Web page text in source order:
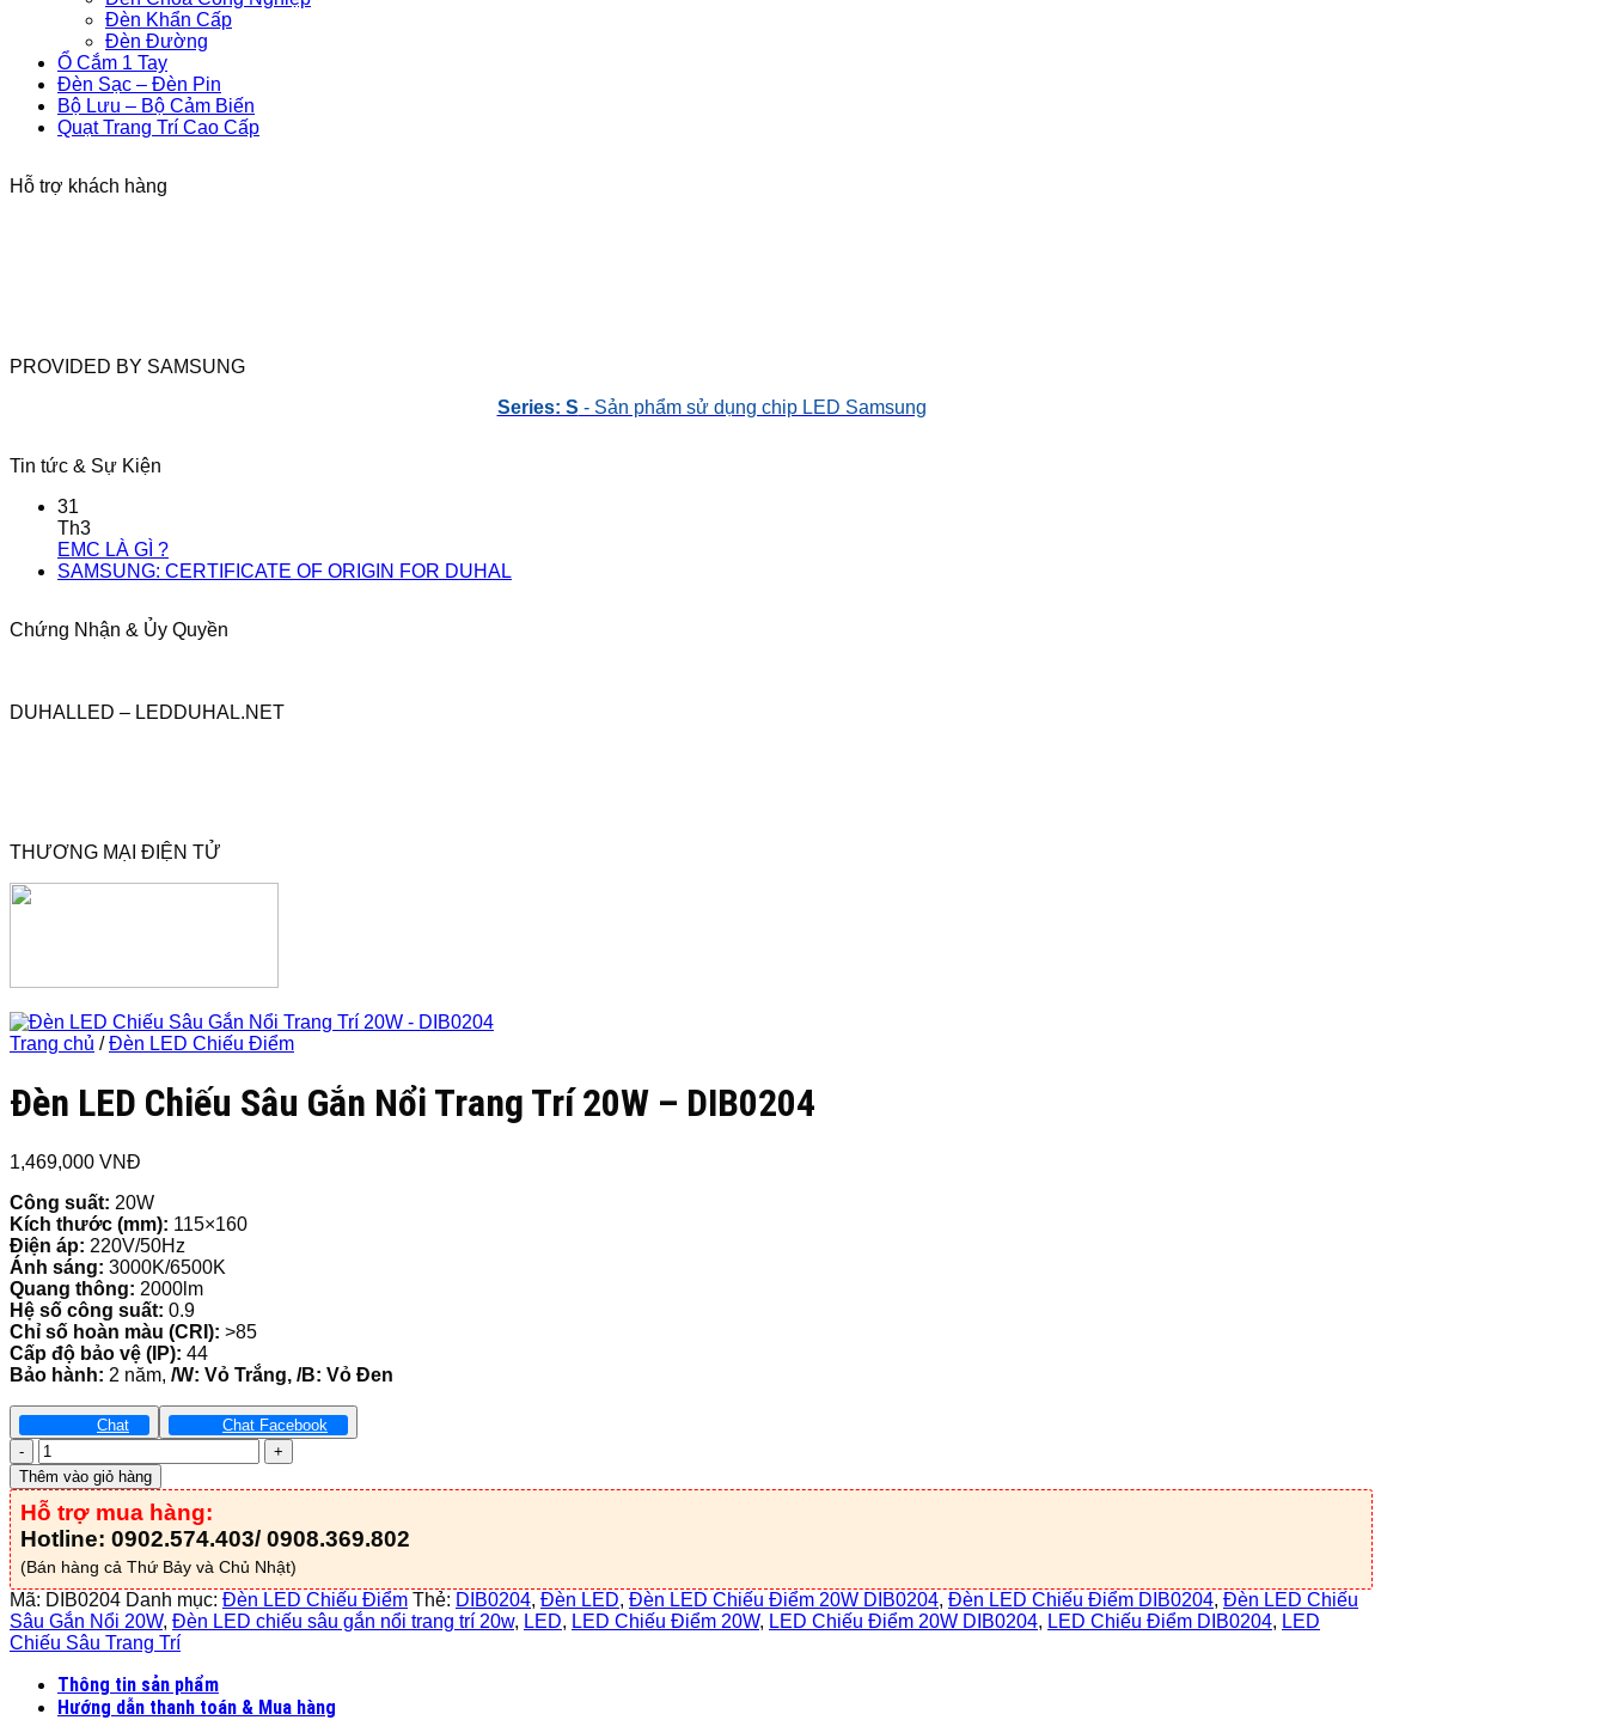
Đèn Khẩn Cấp
Đèn Đường
Ổ Cắm 1 Tay
Đèn Sạc – Đèn Pin
Bộ Lưu – Bộ Cảm Biến
Quạt Trang Trí Cao Cấp
Hỗ trợ khách hàng
PROVIDED BY SAMSUNG
Series: S - Sản phẩm sử dụng chip LED Samsung
Tin tức & Sự Kiện
31
Th3
EMC LÀ GÌ ?
SAMSUNG: CERTIFICATE OF ORIGIN FOR DUHAL
Chứng Nhận & Ủy Quyền
DUHALLED – LEDDUHAL.NET
THƯƠNG MẠI ĐIỆN TỬ
Trang chủ / Đèn LED Chiếu Điểm
Đèn LED Chiếu Sâu Gắn Nổi Trang Trí 20W – DIB0204
1,469,000 VNĐ
Công suất: 20W
Kích thước (mm): 115×160
Điện áp: 220V/50Hz
Ánh sáng: 3000K/6500K
Quang thông: 2000lm
Hệ số công suất: 0.9
Chỉ số hoàn màu (CRI): >85
Cấp độ bảo vệ (IP): 44
Bảo hành: 2 năm, /W: Vỏ Trắng, /B: Vỏ Đen
Chat Chat Facebook
Đèn
LED
Chiếu
Sâu
Gắn
Trang
Trí
20W
-
số
lượng
Thêm vào giỏ hàng
Hỗ trợ mua hàng:
Hotline: 0902.574.403/ 0908.369.802
(Bán hàng cả Thứ Bảy và Chủ Nhật)
Mã: DIB0204 Danh mục: Đèn LED Chiếu Điểm Thẻ: DIB0204, Đèn LED, Đèn LED Chiếu Điểm 20W DIB0204, Đèn LED Chiếu Điểm DIB0204, Đèn LED Chiếu
Sâu Gắn Nổi 20W, Đèn LED chiếu sâu gắn nổi trang trí 20w, LED, LED Chiếu Điểm 20W, LED Chiếu Điểm 20W DIB0204, LED Chiếu Điểm DIB0204, LED
Chiếu Sâu Trang Trí
Thông tin sản phẩm
Hướng dẫn thanh toán & Mua hàng